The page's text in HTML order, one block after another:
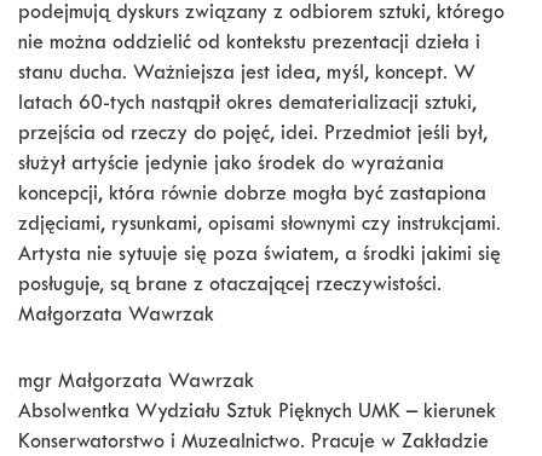
podejmują dyskurs związany z odbiorem sztuki, którego
nie można oddzielić od kontekstu prezentacji dzieła i
stanu ducha. Ważniejsza jest idea, myśl, koncept. W
latach 60-tych nastąpił okres dematerializacji sztuki,
przejścia od rzeczy do pojęć, idei. Przedmiot jeśli był,
służył artyście jedynie jako środek do wyrażania
koncepcji, która równie dobrze mogła być zastapiona
zdjęciami, rysunkami, opisami słownymi czy instrukcjami.
Artysta nie sytuuje się poza światem, a środki jakimi się
posługuje, są brane z otaczającej rzeczywistości.
Małgorzata Wawrzak
mgr Małgorzata Wawrzak
Absolwentka Wydziału Sztuk Pięknych UMK – kierunek
Konserwatorstwo i Muzealnictwo. Pracuje w Zakładzie